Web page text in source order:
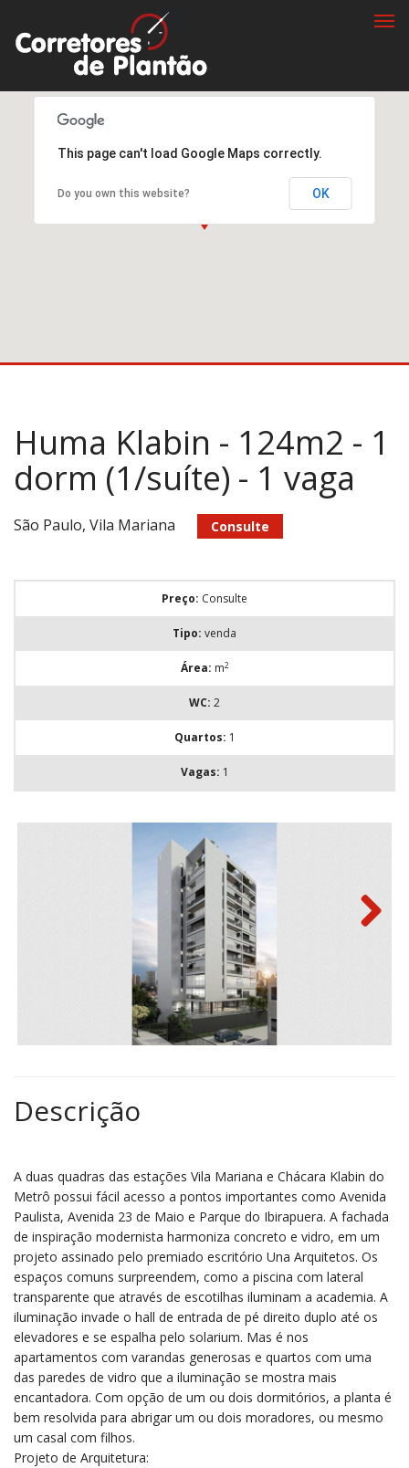
This page can't load Google Maps correctly.
Do you own this website? OK
Huma Klabin - 124m2 - 1
dorm (1/suíte) - 1 vaga
São Paulo, Vila Mariana Consulte
Preço: Consulte
Tipo: venda
Área: m2
WC: 2
Quartos: 1
Vagas: 1
Descrição
A duas quadras das estações Vila Mariana e Chácara Klabin do
Metrô possui fácil acesso a pontos importantes como Avenida
Paulista, Avenida 23 de Maio e Parque do Ibirapuera. A fachada
de inspiração modernista harmoniza concreto e vidro, em um
projeto assinado pelo premiado escritório Una Arquitetos. Os
espaços comuns surpreendem, como a piscina com lateral
transparente que através de escotilhas iluminam a academia. A
iluminação invade o hall de entrada de pé direito duplo até os
elevadores e se espalha pelo solarium. Mas é nos
apartamentos com varandas generosas e quartos com uma
das paredes de vidro que a iluminação se mostra mais
encantadora. Com opção de um ou dois dormitórios, a planta é
bem resolvida para abrigar um ou dois moradores, ou mesmo
um casal com filhos.
Projeto de Arquitetura: